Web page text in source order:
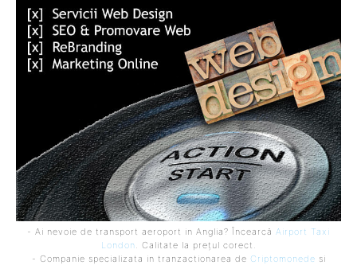
- Ai nevoie de transport aeroport in Anglia? Încearcă Airport Taxi
London . Calitate la prețul corect.
- Companie specializata in tranzactionarea de Criptomonede si